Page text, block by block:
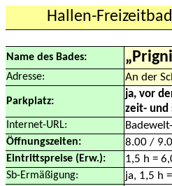
Hallen-
Name des Bades:
Adresse: An der
Parkplatz:
ja, vor
zeit- und
Internet-URL:
Öffnungszeiten: 8.00 /
Eintrittspreise (Erw.): 1,5 h =
Sb-Ermäßigung: ja, 1,5 h